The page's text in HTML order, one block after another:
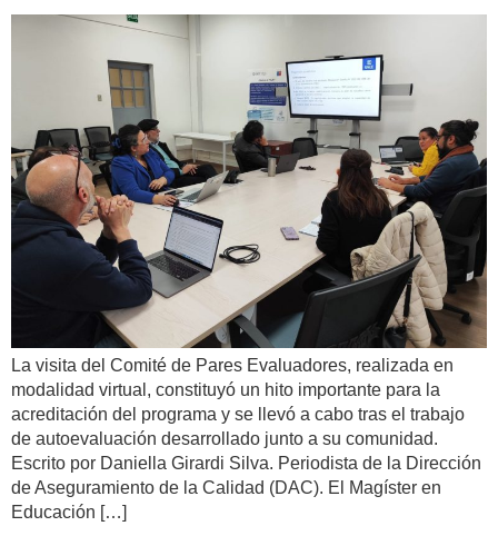
La visita del Comité de Pares Evaluadores, realizada en
modalidad virtual, constituyó un hito importante para la
acreditación del programa y se llevó a cabo tras el trabajo
de autoevaluación desarrollado junto a su comunidad.
Escrito por Daniella Girardi Silva. Periodista de la Dirección
de Aseguramiento de la Calidad (DAC). El Magíster en
Educación […]